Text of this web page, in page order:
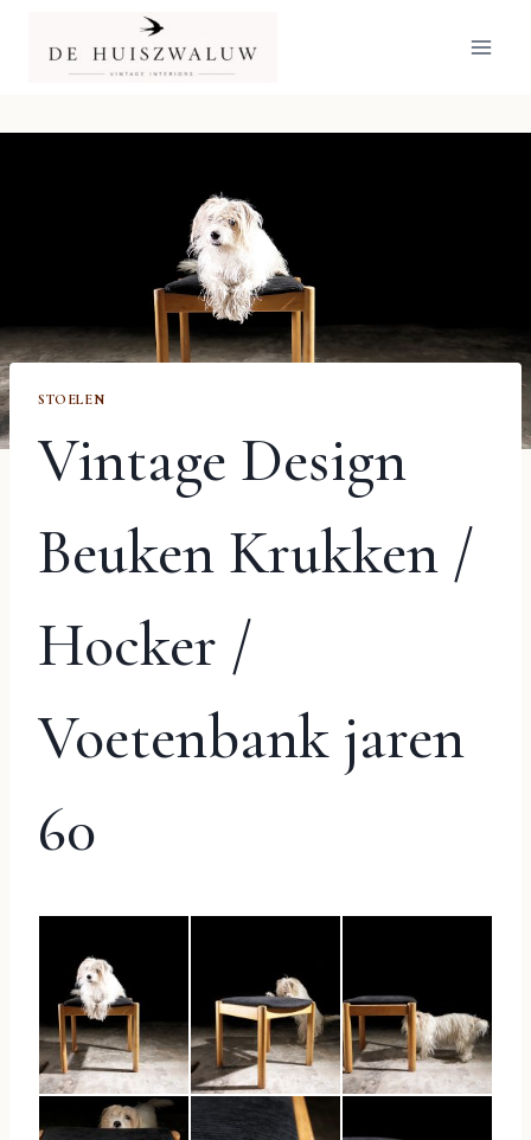
inhoud
STOELEN
Vintage Design
Beuken Krukken /
Hocker /
Voetenbank jaren
60